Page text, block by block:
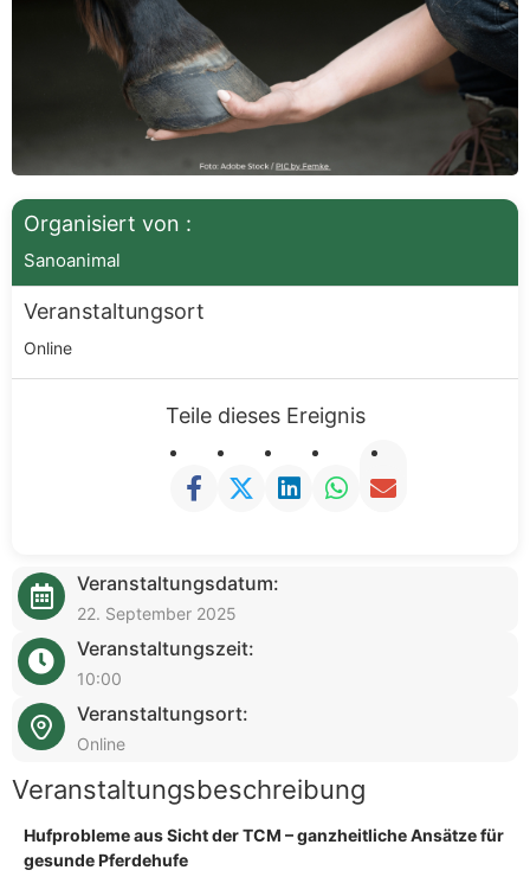
Organisiert von :
Sanoanimal
Veranstaltungsort
Online
Teile dieses Ereignis
Veranstaltungsdatum:
22. September 2025
Veranstaltungszeit:
10:00
Veranstaltungsort:
Online
Veranstaltungsbeschreibung
Hufprobleme aus Sicht der TCM – ganzheitliche Ansätze für
gesunde Pferdehufe